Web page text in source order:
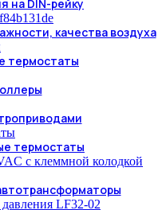
на DIN-рейку
качества воздуха
термостаты
термостаты